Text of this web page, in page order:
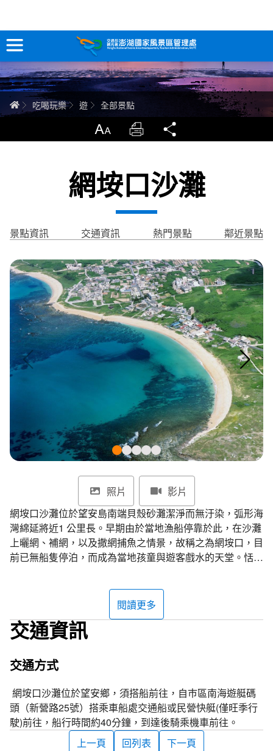
跳
到
主
要
內
容
訊息專區
關於澎湖
智慧觀光情報站
環境教育網 行政資訊網
RSS 臉書粉絲團
首長信箱 English
Tiếng Việt
Bahasa indonesia
全部景點
首頁吃喝玩樂 遊 全部景點
放大 列印
網垵口沙灘
景點資訊 交通資訊 熱門景點 鄰近景點
照片
影片
網垵口沙灘位於望安島南端貝殼砂灘潔淨而無汙染，弧形海
灣綿延將近1 公里長。早期由於當地漁船停靠於此，在沙灘
上曬網、補網，以及撒網捕魚之情景，故稱之為網垵口，目
前已無船隻停泊，而成為當地孩童與遊客戲水的天堂。恬靜
或戀人。若想體驗網垵口沙灘的美景，非得在望安住上一晚
不可，也因為此海域之海水色調一日數變，因此被戲稱為
玩家秘笈
網垵口沙灘早期為望安傳統最大的漁船泊靠區，目前除可戲
水、游泳、賞景、聽濤及觀星外，牽罟活動亦為遊客最佳的
選擇。
閱讀更多
交通資訊
交通方式
網垵口沙灘位於望安鄉，須搭船前往，自巿區南海遊艇碼
頭（新營路25號）搭乘車船處交通船或民營快艇(僅旺季行
駛)前往，船行時間約40分鐘，到達後騎乘機車前往。
上一頁
回列表 下一頁